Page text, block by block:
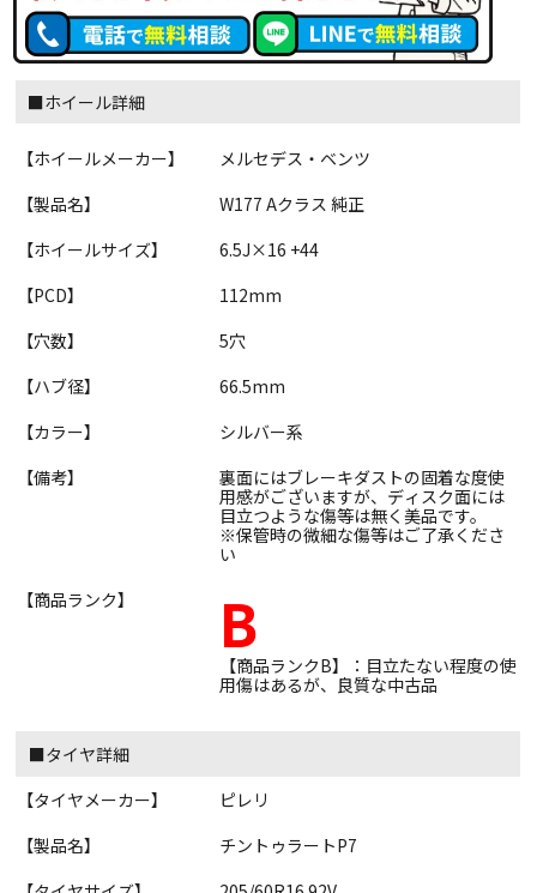
■ホイール詳細
【ホイールメーカー】
メルセデス・ベンツ
【製品名】
W177 Aクラス 純正
【ホイールサイズ】
6.5J×16 +44
【PCD】
112mm
【穴数】
5穴
【ハブ径】
66.5mm
【カラー】
シルバー系
【備考】
裏面にはブレーキダストの固着な度使
用感がございますが、ディスク面には
目立つような傷等は無く美品です。
※保管時の微細な傷等はご了承くださ
い
【商品ランク】
B
【商品ランクB】：目立たない程度の使
用傷はあるが、良質な中古品
■タイヤ詳細
【タイヤメーカー】
ピレリ
【製品名】
チントゥラートP7